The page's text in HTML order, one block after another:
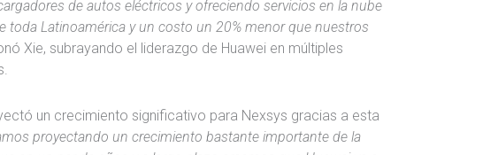
de autos eléctricos y ofreciendo servicios en la nube
toda Latinoamérica y un costo un 20% menor que nuestros
Xie, subrayando el liderazgo de Huawei en múltiples
un crecimiento significativo para Nexsys gracias a esta
proyectando un crecimiento bastante importante de la